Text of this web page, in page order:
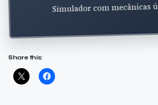
Simulador com mecânicas
Share this: